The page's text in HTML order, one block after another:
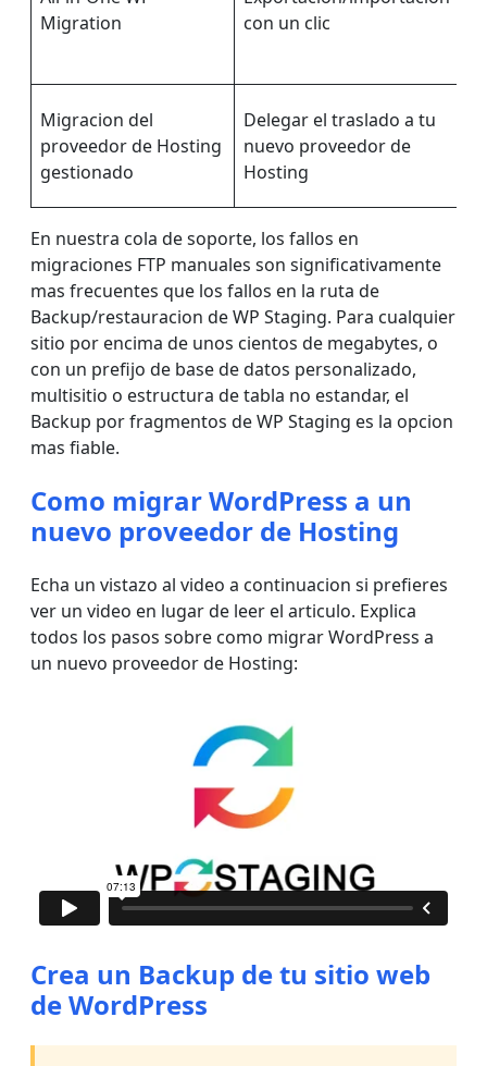
Migration
con un clic
Migracion del
proveedor de Hosting
gestionado
Delegar el traslado a tu
nuevo proveedor de
Hosting
En nuestra cola de soporte, los fallos en
migraciones FTP manuales son significativamente
mas frecuentes que los fallos en la ruta de
Backup/restauracion de WP Staging. Para cualquier
sitio por encima de unos cientos de megabytes, o
con un prefijo de base de datos personalizado,
multisitio o estructura de tabla no estandar, el
Backup por fragmentos de WP Staging es la opcion
mas fiable.
Como migrar WordPress a un
nuevo proveedor de Hosting
Echa un vistazo al video a continuacion si prefieres
ver un video en lugar de leer el articulo. Explica
todos los pasos sobre como migrar WordPress a
un nuevo proveedor de Hosting:
Crea un Backup de tu sitio web
de WordPress